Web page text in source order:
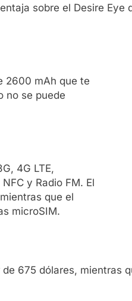
sobre el Desire Eye
2600 mAh que te
no se puede
4G LTE,
y Radio FM. El
que el
microSIM.
675 dólares, mientras